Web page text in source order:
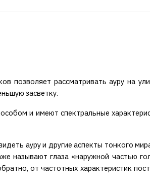
позволяет рассматривать ауру на
засветку.
и имеют спектральные
ауру и другие аспекты тонкого
называют глаза «наружной частью
от частотных характеристик